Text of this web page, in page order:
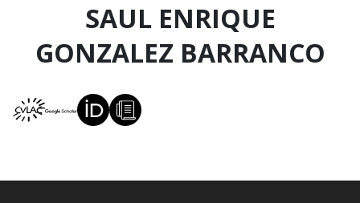
SAUL ENRIQUE
GONZALEZ BARRANCO